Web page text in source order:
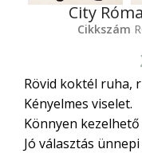
City
Cikkszám
Rövid koktél ruha,
Kényelmes viselet.
Könnyen
Jó választás